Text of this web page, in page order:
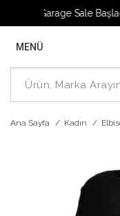
Garage Sale
MENÜ
Ana Sayfa Kadın